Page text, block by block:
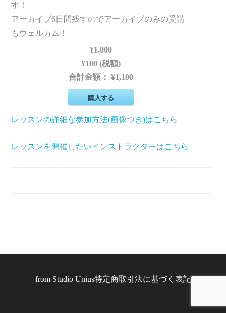
す！
アーカイブ6日間残すのでアーカイブのみの受講
もウェルカム！
¥1,000
¥100 (税額)
合計金額：¥1,100
購入する
レッスンの詳細な参加方法(画像つき)はこちら
レッスンを開催したいインストラクターはこちら
from Studio Unius特定商取引法に基づく表記